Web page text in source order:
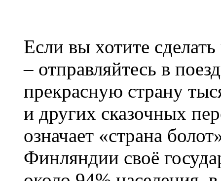
Если вы хотите
– отправляйтесь в
прекрасную страну
и других сказочных
означает «страна
Финляндии своё